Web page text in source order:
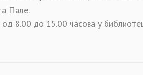
Пале.
8.00 до 15.00 часова у